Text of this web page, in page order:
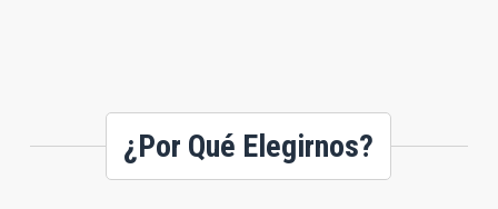
¿Por Qué Elegirnos?